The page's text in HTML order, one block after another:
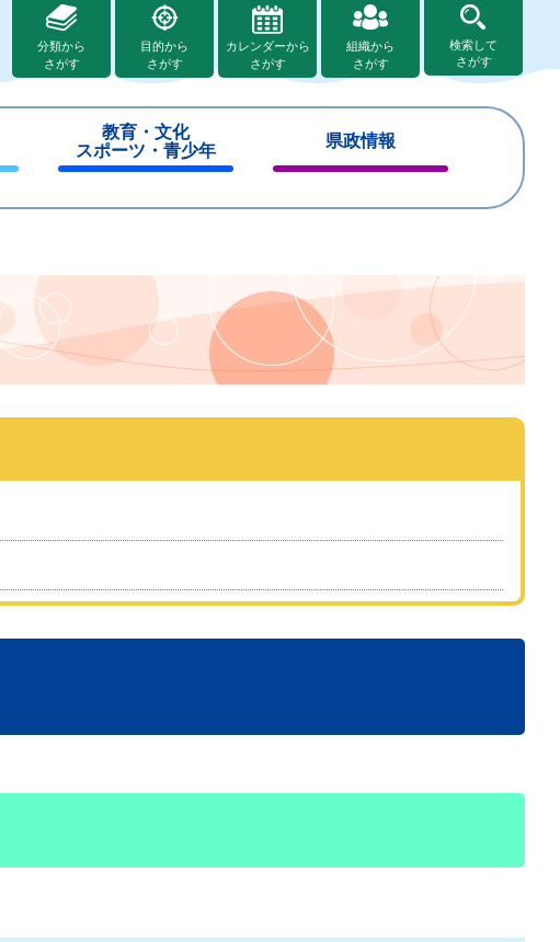
分類から
さがす
目的から
さがす
カレンダーから
さがす
組織から
さがす
検索して
さがす
教育・文化
スポーツ・青少年
じ
県政情報
じ